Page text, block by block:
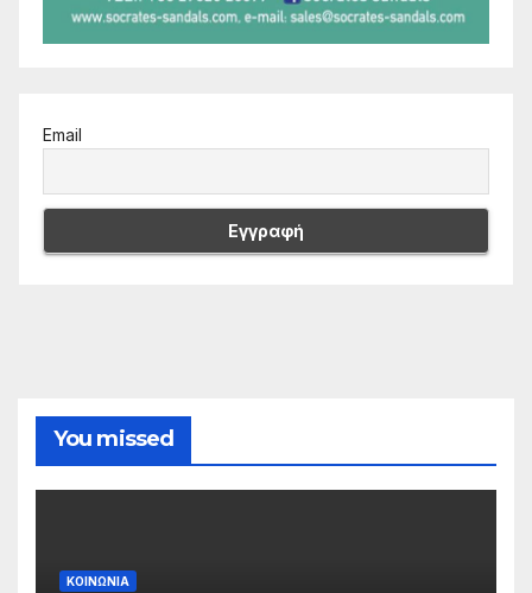
Email
You missed
ΚΟΙΝΩΝΙΑ